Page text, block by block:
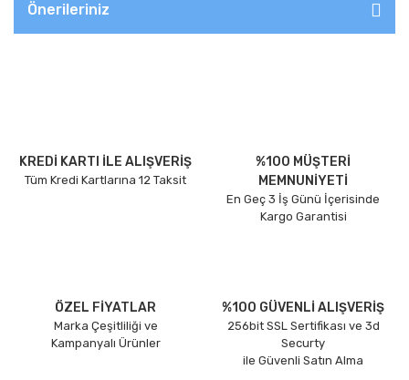
Önerileriniz
KREDİ KARTI İLE ALIŞVERİŞ
Tüm Kredi Kartlarına 12 Taksit
%100 MÜŞTERİ
MEMNUNİYETİ
En Geç 3 İş Günü İçerisinde
Kargo Garantisi
ÖZEL FİYATLAR
Marka Çeşitliliği ve
Kampanyalı Ürünler
%100 GÜVENLİ ALIŞVERİŞ
256bit SSL Sertifikası ve 3d
Securty
ile Güvenli Satın Alma